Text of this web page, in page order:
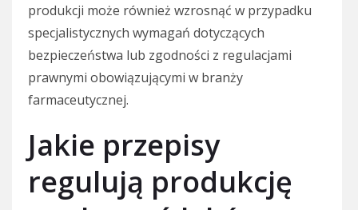
produkcji może również wzrosnąć w przypadku
specjalistycznych wymagań dotyczących
bezpieczeństwa lub zgodności z regulacjami
prawnymi obowiązującymi w branży
farmaceutycznej.
Jakie przepisy
regulują produkcję